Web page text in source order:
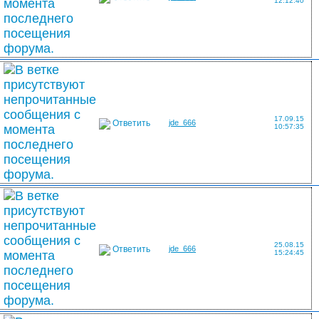
Ответить jde_666
17.09.15
10:57:35
Ответить jde_666
25.08.15
15:24:45